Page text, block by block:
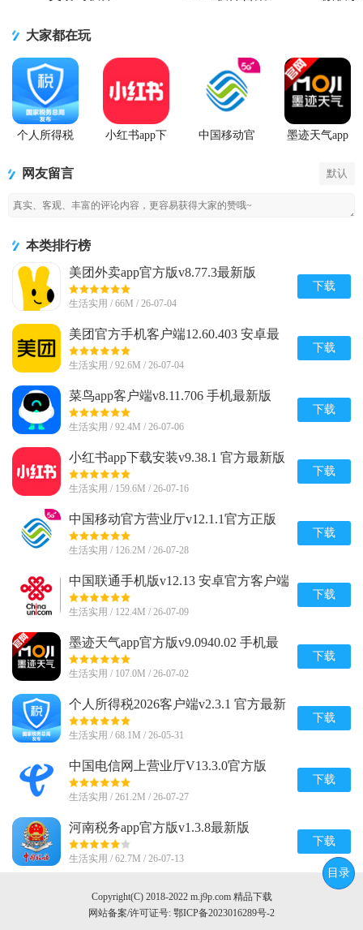
大家都在玩
个人所得税
小红书app下
中国移动官
墨迹天气app
网友留言 默认
本类排行榜
美团外卖app官方版v8.77.3最新版
生活实用 / 66M / 26-07-04
下载
美团官方手机客户端12.60.403 安卓最
新版
生活实用 / 92.6M / 26-07-04
下载
菜鸟app客户端v8.11.706 手机最新版
生活实用 / 92.4M / 26-07-06
下载
小红书app下载安装v9.38.1 官方最新版
生活实用 / 159.6M / 26-07-16
下载
中国移动官方营业厅v12.1.1官方正版
生活实用 / 126.2M / 26-07-28
下载
中国联通手机版v12.13 安卓官方客户端
生活实用 / 122.4M / 26-07-09
下载
墨迹天气app官方版v9.0940.02 手机最
新版
生活实用 / 107.0M / 26-07-02
下载
个人所得税2026客户端v2.3.1 官方最新
版
生活实用 / 68.1M / 26-05-31
下载
中国电信网上营业厅V13.3.0官方版
生活实用 / 261.2M / 26-07-27
下载
河南税务app官方版v1.3.8最新版
生活实用 / 62.7M / 26-07-13
下载
Copyright(C) 2018-2022 m.j9p.com 精品下载
网站备案/许可证号: 鄂ICP备2023016289号-2
目录